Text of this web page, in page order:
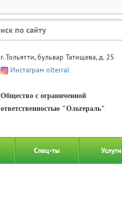
г. Тольятти, бульвар Татищева, д. 25
Инстаграм olterral
Общество с ограниченной
ответственностью "Ольтераль"
Спец-ты Услуги